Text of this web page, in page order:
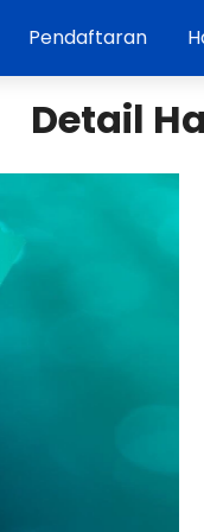
Pendaftaran
Detail